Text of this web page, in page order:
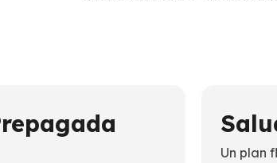
Un plan